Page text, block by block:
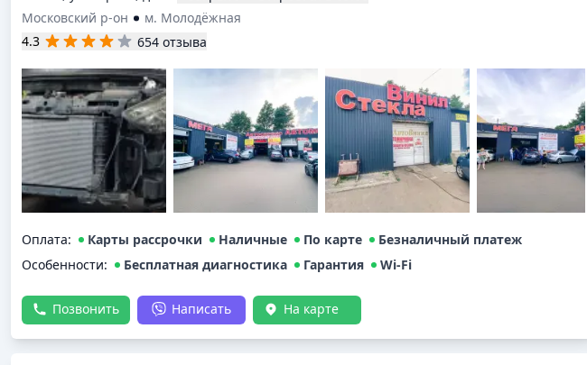
Московский р-он
м. Молодёжная
4.3
654 отзыва
Оплата: Карты рассрочки Наличные По карте
Безналичный платеж
Особенности:
Бесплатная диагностика Гарантия Wi-Fi
Позвонить Написать На карте